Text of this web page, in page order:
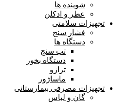
شوینده ها
عطر و ادکلن
تجهیزات سلامتی
فشار سنج
دستگاه ها
تب سنج
دستگاه بخور
ترازو
ماساژور
تجهیزات مصرفی بیمارستانی
گان و لباس